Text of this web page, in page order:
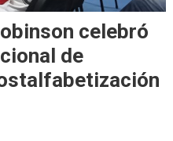
celebró
de